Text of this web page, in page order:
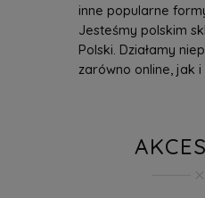
inne popularne
Jesteśmy polskim
Polski. Działamy
zarówno online, jak